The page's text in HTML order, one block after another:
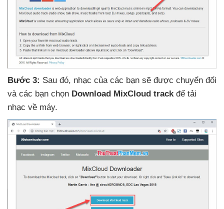
Bước 3: Sau đó, nhạc của các bạn sẽ được chuyển đổi
và các bạn chọn Download MixCloud track để tải
nhạc về máy.